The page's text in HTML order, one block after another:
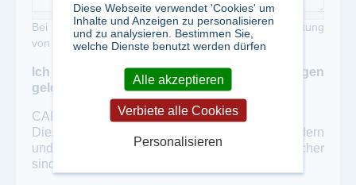
Bei Zweckentfremdung unseres Portals zur Verbreitung
von Werbung erheben wir eine Gebühr von 50,- €
Ich habe die Datenschutzbestimmungen
gelesen und akzeptiert *
CAPTCHA
Diese Frage soll automatisierten Spam verhindern
und überprüft, ob Sie ein menschlicher Besucher
sind.
Diese Webseite verwendet 'Cookies' um
Inhalte und Anzeigen zu personalisieren
und zu analysieren. Bestimmen Sie,
welche Dienste benutzt werden dürfen
Alle akzeptieren
Verbiete alle Cookies
Personalisieren